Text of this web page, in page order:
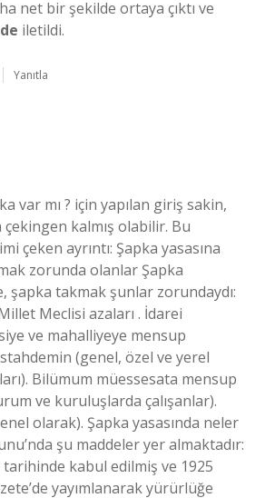
net bir şekilde ortaya çıktı ve
iletildi.
Yanıtla
var mı ? için yapılan giriş sakin,
çekingen kalmış olabilir. Bu
çeken ayrıntı: Şapka yasasına
zorunda olanlar Şapka
şapka takmak şunlar zorundaydı:
Meclisi azaları . İdarei
ve mahalliyeye mensup
(genel, özel ve yerel
Bilümum müessesata mensup
ve kuruluşlarda çalışanlar).
olarak). Şapka yasasında neler
şu maddeler yer almaktadır:
kabul edilmiş ve 1925
yayımlanarak yürürlüğe